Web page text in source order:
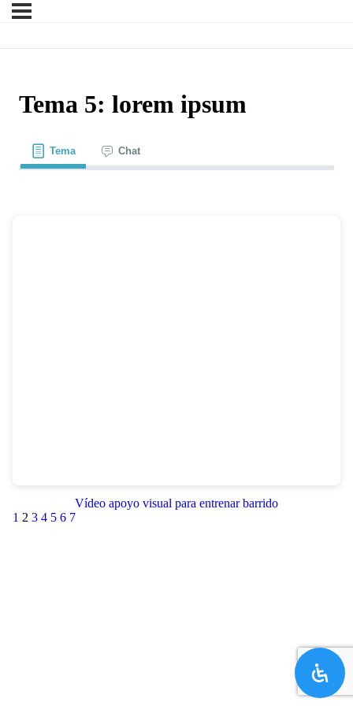
Tema 5: lorem ipsum
Tema Chat
Vídeo apoyo visual para entrenar barrido
1 2 3 4 5 6 7